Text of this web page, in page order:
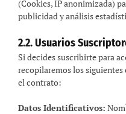
(Cookies, IP anonimizada)
publicidad y análisis
2.2. Usuarios
Si decides suscribirte para
recopilaremos los
el contrato:
Datos Identificativos: